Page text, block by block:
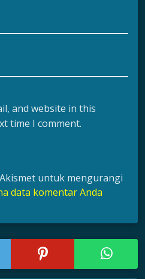
and website in this
time I comment.
untuk mengurangi
data komentar Anda